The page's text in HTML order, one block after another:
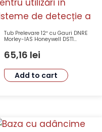
Tub Prelevare 12″ cu Gauri DNRE
Morley-IAS Honeywell DST1
65,16 lei
Add to cart